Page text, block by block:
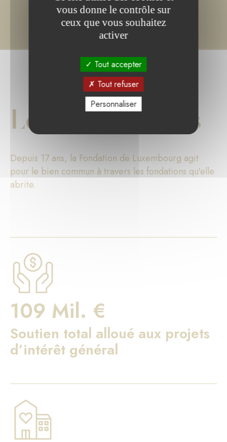
Les chiffres clés
Depuis 17 ans, la Fondation de Luxembourg agit
pour le bien commun à travers les fondations qu'elle
abrite.
109 Mil. €
Soutien total alloué aux projets
d’intérêt général
vous donne le contrôle sur
ceux que vous souhaitez
activer
Tout accepter
Tout refuser
Personnaliser